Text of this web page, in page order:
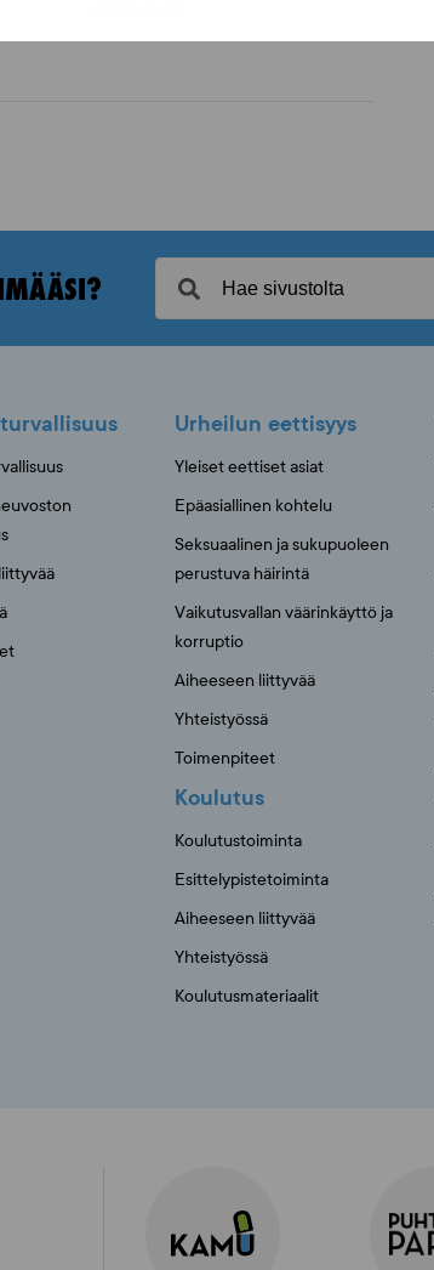
Urheilun eettisyys
Yleiset eettiset asiat
Epäasiallinen kohtelu
Seksuaalinen ja sukupuoleen
perustuva häirintä
Vaikutusvallan väärinkäyttö ja
korruptio
Aiheeseen liittyvää
Yhteistyössä
Toimenpiteet
Koulutus
Koulutustoiminta
Esittelypistetoiminta
Aiheeseen liittyvää
Yhteistyössä
Koulutusmateriaalit